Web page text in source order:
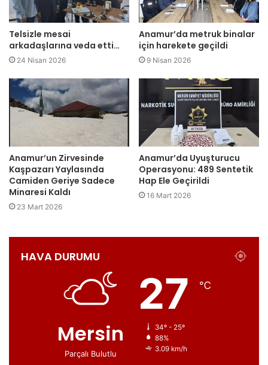
Telsizle mesai
arkadaşlarına veda etti…
24 Nisan 2026
Anamur’da metruk binalar
için harekete geçildi
9 Nisan 2026
Anamur’un Zirvesinde
Kaşpazarı Yaylasında
Camiden Geriye Sadece
Minaresi Kaldı
23 Mart 2026
Anamur’da Uyuşturucu
Operasyonu: 489 Sentetik
Hap Ele Geçirildi
16 Mart 2026
HAVA DURUMU
Mersin
Parçalı Bulutlu
27 ℃
34º - 25º
88%
3.09 km/h